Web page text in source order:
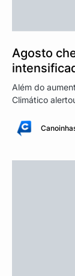
Agosto
Além do
Climático